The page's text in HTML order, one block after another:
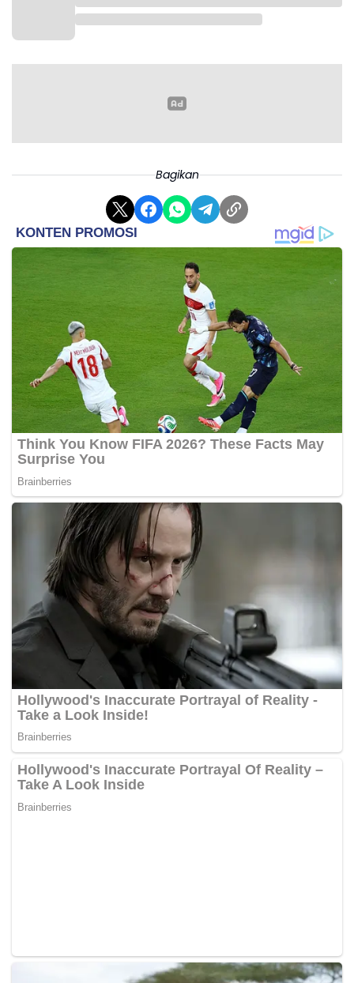
hubungan arus pendek listrik. Tidak ada korban jiwa
sudah tutup.
Dari 15 kios yang terbakar, empat kios di antaranya
akan dibangun kembali secara mandiri oleh pemilik
dan sudah mendapat persetujuan dari Bupati Ciamis.
Bupati Ciamis Herdiat Sunarya mengatakan, pasar
yang terbakar segera diperbaiki, diupayakan
sebelum Lebaran sudah bisa kembali' digunakan.
"Pasar Manis ini milik Pemda, secepatnya diperbaiki.
Paling tidak seminggu atau beberapa hari sebelum
Lebaran sudah kembali ditempati," ujar Herdiat.(*)
Bagikan